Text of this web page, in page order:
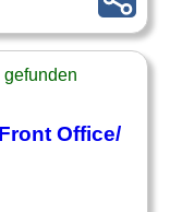
Office/